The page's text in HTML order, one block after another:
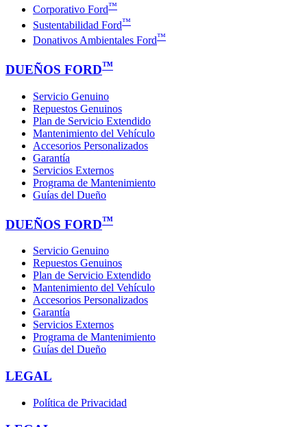
Corporativo Ford™
Sustentabilidad Ford™
Donativos Ambientales Ford™
DUEÑOS FORD™
Servicio Genuino
Repuestos Genuinos
Plan de Servicio Extendido
Mantenimiento del Vehículo
Accesorios Personalizados
Garantía
Servicios Externos
Programa de Mantenimiento
Guías del Dueño
DUEÑOS FORD™
Servicio Genuino
Repuestos Genuinos
Plan de Servicio Extendido
Mantenimiento del Vehículo
Accesorios Personalizados
Garantía
Servicios Externos
Programa de Mantenimiento
Guías del Dueño
LEGAL
Política de Privacidad